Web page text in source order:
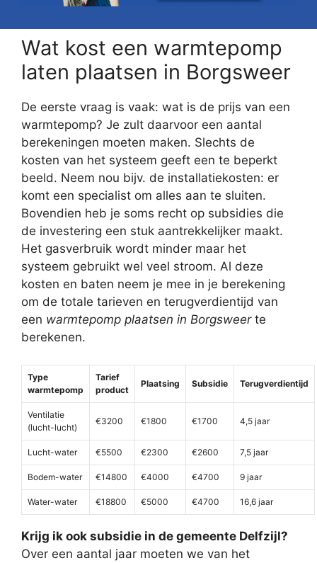
Wat kost een warmtepomp
laten plaatsen in Borgsweer
De eerste vraag is vaak: wat is de prijs van een
warmtepomp? Je zult daarvoor een aantal
berekeningen moeten maken. Slechts de
kosten van het systeem geeft een te beperkt
beeld. Neem nou bijv. de installatiekosten: er
komt een specialist om alles aan te sluiten.
Bovendien heb je soms recht op subsidies die
de investering een stuk aantrekkelijker maakt.
Het gasverbruik wordt minder maar het
systeem gebruikt wel veel stroom. Al deze
kosten en baten neem je mee in je berekening
om de totale tarieven en terugverdientijd van
een warmtepomp plaatsen in Borgsweerte
berekenen.
Type
warmtepomp
Tarief
product
Plaatsing Subsidie Terugverdientijd
Ventilatie
(lucht-lucht)
€3200 €1800 €1700 4,5 jaar
Lucht-water €5500 €2300 €2600 7,5 jaar
Bodem-water €14800 €4000 €4700 9 jaar
Water-water €18800 €5000 €4700 16,6 jaar
Krijg ik ook subsidie in de gemeente Delfzijl?
Over een aantal jaar moeten we van het